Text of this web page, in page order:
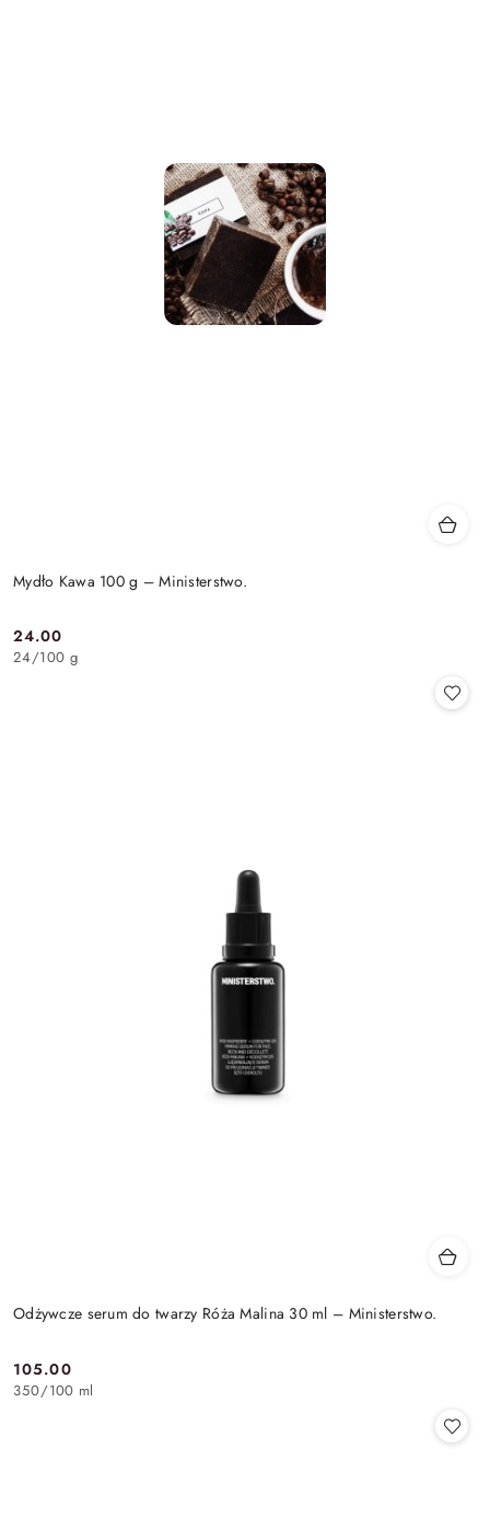
Mydło Kawa 100 g – Ministerstwo.
Cena:
24.00
24/100 g
Odżywcze serum do twarzy Róża Malina 30 ml – Ministerstwo.
Cena:
105.00
350/100 ml